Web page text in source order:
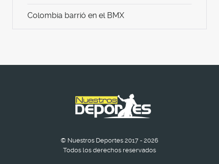
Colombia barrió en el BMX
© Nuestros Deportes 2017 - 2026
Todos los derechos reservados